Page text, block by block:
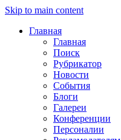
Skip to main content
Главная
Главная
Поиск
Рубрикатор
Новости
События
Блоги
Галереи
Конференции
Персоналии